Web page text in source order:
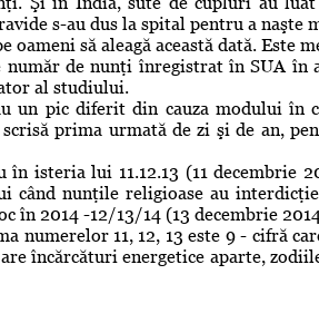
s-au dus la spital pentru a naşte
oameni să aleagă această dată. Este
număr de nunţi înregistrat în SUA în
al studiului.
un pic diferit din cauza modului în
prima urmată de zi şi de an,
isteria lui 11.12.13 (11 decembrie
când nunţile religioase au
în 2014 -12/13/14 (13 decembrie
numerelor 11, 12, 13 este 9 - cifră
încărcături energetice aparte,